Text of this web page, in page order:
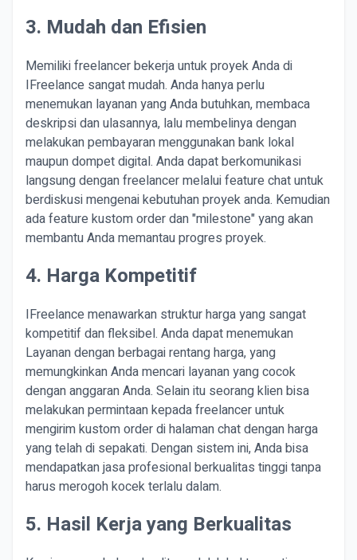
3. Mudah dan Efisien
Memiliki freelancer bekerja untuk proyek Anda di
IFreelance sangat mudah. Anda hanya perlu
menemukan layanan yang Anda butuhkan, membaca
deskripsi dan ulasannya, lalu membelinya dengan
melakukan pembayaran menggunakan bank lokal
maupun dompet digital. Anda dapat berkomunikasi
langsung dengan freelancer melalui feature chat untuk
berdiskusi mengenai kebutuhan proyek anda. Kemudian
ada feature kustom order dan "milestone" yang akan
membantu Anda memantau progres proyek.
4. Harga Kompetitif
IFreelance menawarkan struktur harga yang sangat
kompetitif dan fleksibel. Anda dapat menemukan
Layanan dengan berbagai rentang harga, yang
memungkinkan Anda mencari layanan yang cocok
dengan anggaran Anda. Selain itu seorang klien bisa
melakukan permintaan kepada freelancer untuk
mengirim kustom order di halaman chat dengan harga
yang telah di sepakati. Dengan sistem ini, Anda bisa
mendapatkan jasa profesional berkualitas tinggi tanpa
harus merogoh kocek terlalu dalam.
5. Hasil Kerja yang Berkualitas